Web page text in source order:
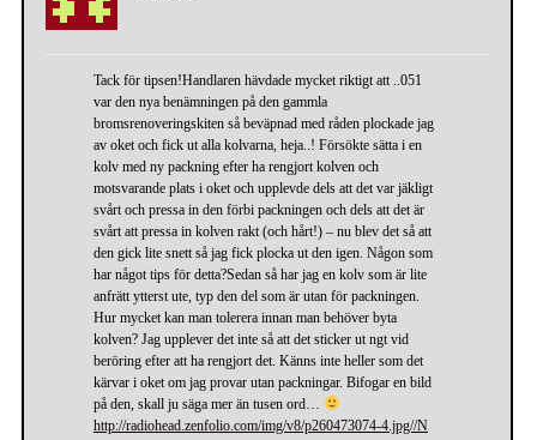
Tack för tipsen!Handlaren hävdade mycket riktigt att ..051
var den nya benämningen på den gammla
bromsrenoveringskiten så beväpnad med råden plockade jag
av oket och fick ut alla kolvarna, heja..! Försökte sätta i en
kolv med ny packning efter ha rengjort kolven och
motsvarande plats i oket och upplevde dels att det var jäkligt
svårt och pressa in den förbi packningen och dels att det är
svårt att pressa in kolven rakt (och hårt!) – nu blev det så att
den gick lite snett så jag fick plocka ut den igen. Någon som
har något tips för detta?Sedan så har jag en kolv som är lite
anfrätt ytterst ute, typ den del som är utan för packningen.
Hur mycket kan man tolerera innan man behöver byta
kolven? Jag upplever det inte så att det sticker ut ngt vid
beröring efter att ha rengjort det. Känns inte heller som det
kärvar i oket om jag provar utan packningar. Bifogar en bild
på den, skall ju säga mer än tusen ord…
http://radiohead.zenfolio.com/img/v8/p260473074-4.jpg//N